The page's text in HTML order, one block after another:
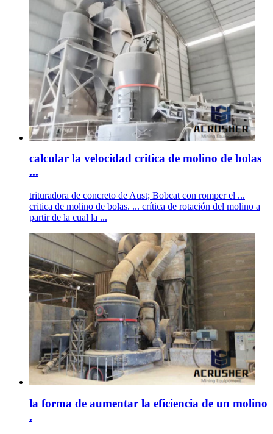
calcular la velocidad critica de molino de bolas
...
trituradora de concreto de Aust; Bobcat con romper el ...
critica de molino de bolas. ... crítica de rotación del molino a
partir de la cual la ...
la forma de aumentar la eficiencia de un molino
.